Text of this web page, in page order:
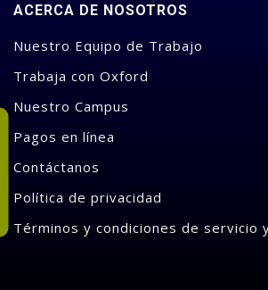
ACERCA DE NOSOTROS
Nuestro Equipo de Trabajo
Trabaja con Oxford
Nuestro Campus
Pagos en línea
Contáctanos
Política de privacidad
Términos y condiciones de servicio